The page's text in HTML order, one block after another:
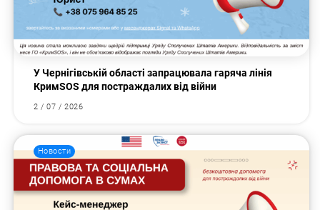
У Чернігівській області запрацювала гаряча лінія
КримSOS для постраждалих від війни
2 / 07 / 2026
Новости